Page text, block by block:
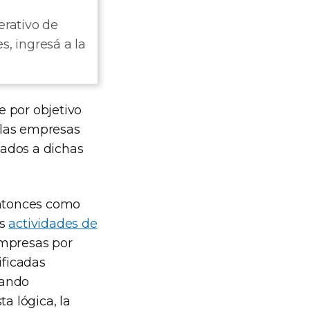
de
ingresá a la
por objetivo
empresas
a dichas
como
actividades de
por
lógica, la